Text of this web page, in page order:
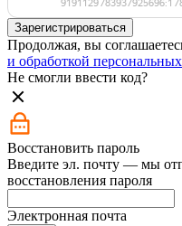
Зарегистрироваться
Продолжая, вы
и обработкой
Не смогли ввести код?
Восстановить пароль
Введите эл. почту — мы
восстановления пароля
Электронная почта